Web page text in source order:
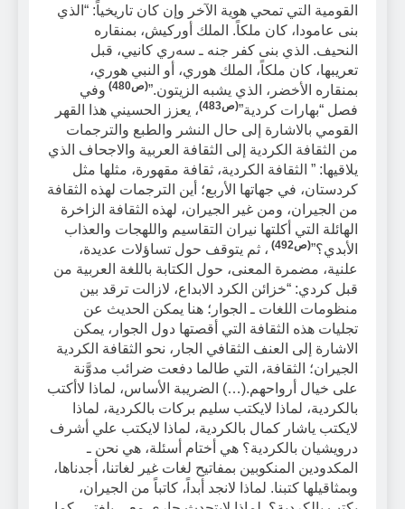
القومية التي تمحي هوية الآخر وإن كان تاريخياً: “الذي
بنى عامودا، كان ملكاً. الملك أوركيش، بمنقاره
النحيف. الذي بنى كفر جنه ـ سەري كانيي، قبل
تعريبها، كان ملكاً، الملك هوري، أو النبي هوري،
بمنقاره الأخضر، الذي يشبه الزيتون.”(ص480 ) وفي
فصل “بهارات كردية”(ص483)
، يعزز الحسيني هذا القهر
القومي بالاشارة إلى حال النشر والطبع والترجمات
من الثقافة الكردية إلى الثقافة العربية والاجحاف الذي
يلاقيها: ” الثقافة الكردية، ثقافة مقهورة، مثلها مثل
كردستان، في جهاتها الأربع؛ أين الترجمات لهذه الثقافة
من الجيران، ومن غير الجيران، لهذه الثقافة الزاخرة
الهائلة التي أكلتها نيران التقاسيم واللهجات والعذاب
الأبدي؟”(ص492 ) ، ثم يتوقف حول تساؤلات عديدة،
علنية، مضمرة المعنى، حول الكتابة باللغة العربية من
قبل كردي: “خزائن الكرد الابداع، لازالت ترقد بين
منظومات اللغات ـ الجوار؛ هنا يمكن الحديث عن
تجليات هذه الثقافة التي أقصتها دول الجوار، يمكن
الاشارة إلى العنف الثقافي الجار، نحو الثقافة الكردية
الجيران؛ الثقافة، التي طالما دفعت ضرائب مدوَّنة
على خيال أرواحهم.(…) الضريبة الأساس، لماذا لاأكتب
بالكردية، لماذا لايكتب سليم بركات بالكردية، لماذا
لايكتب ياشار كمال بالكردية، لماذا لايكتب علي أشرف
درويشيان بالكردية؟ هي أختام أسئلة، هي نحن ـ
المكدودين المنكوبين بمفاتيح لغات غير لغاتنا، أجدناها،
وبمثاقيلها كتبنا. لماذا لانجد أبداً، كاتباً من الجيران،